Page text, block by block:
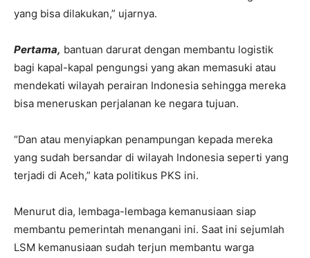
yang bisa dilakukan,” ujarnya.
Pertama, bantuan darurat dengan membantu logistik
bagi kapal-kapal pengungsi yang akan memasuki atau
mendekati wilayah perairan Indonesia sehingga mereka
bisa meneruskan perjalanan ke negara tujuan.
“Dan atau menyiapkan penampungan kepada mereka
yang sudah bersandar di wilayah Indonesia seperti yang
terjadi di Aceh,” kata politikus PKS ini.
Menurut dia, lembaga-lembaga kemanusiaan siap
membantu pemerintah menangani ini. Saat ini sejumlah
LSM kemanusiaan sudah terjun membantu warga